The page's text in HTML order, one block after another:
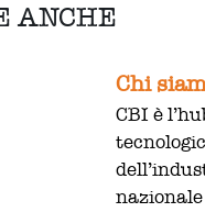
ANCHE
Chi
CBI è